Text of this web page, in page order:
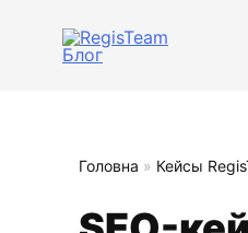
Головна » Кейсы